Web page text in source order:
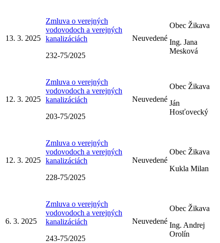
13. 3. 2025
Zmluva o verejných
vodovodoch a verejných
kanalizáciách
232-75/2025
Neuvedené
Obec Žikava
Ing. Jana
Mesková
12. 3. 2025
Zmluva o verejných
vodovodoch a verejných
kanalizáciách
203-75/2025
Neuvedené
Obec Žikava
Ján
Hosťovecký
12. 3. 2025
Zmluva o verejných
vodovodoch a verejných
kanalizáciách
228-75/2025
Neuvedené
Obec Žikava
Kukla Milan
6. 3. 2025
Zmluva o verejných
vodovodoch a verejných
kanalizáciách
243-75/2025
Neuvedené
Obec Žikava
Ing. Andrej
Orolín